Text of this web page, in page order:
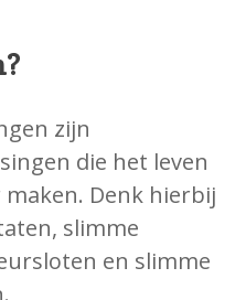
zijn
die het leven
Denk hierbij
slimme
en slimme